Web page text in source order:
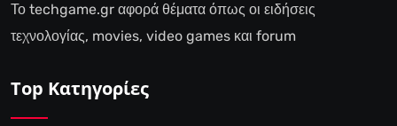
Το techgame.gr αφορά θέματα όπως οι ειδήσεις
τεχνολογίας, movies, video games και forum
Top Κατηγορίες